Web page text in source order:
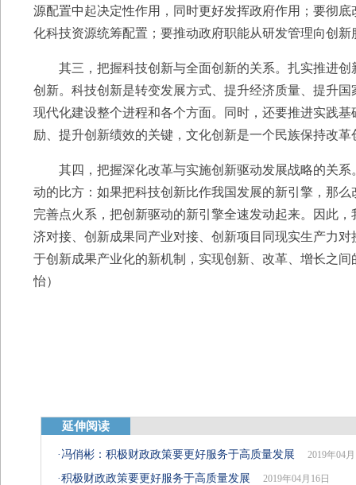
源配置中起决定性作用，同时更好发挥政府作用；要彻
化科技资源统筹配置；要推动政府职能从研发管理向创新
其三，把握科技创新与全面创新的关系。扎实推进创
创新。科技创新是转变发展方式、提升经济质量、提升
现代化建设整个进程和各个方面。同时，还要推进实践
励、提升创新绩效的关键，文化创新是一个民族保持改
其四，把握深化改革与实施创新驱动发展战略的关系
动的比方：如果把科技创新比作我国发展的新引擎，那
完善点火系，把创新驱动的新引擎全速发动起来。因此
济对接、创新成果同产业对接、创新项目同现实生产力
于创新成果产业化的新机制，实现创新、改革、增长之
怡）
延伸阅读
· 冯俏彬：积极财政政策要更好服务于高质量发展 2019年04
·积极财政政策要更好服务于高质量发展 2019年04月16日